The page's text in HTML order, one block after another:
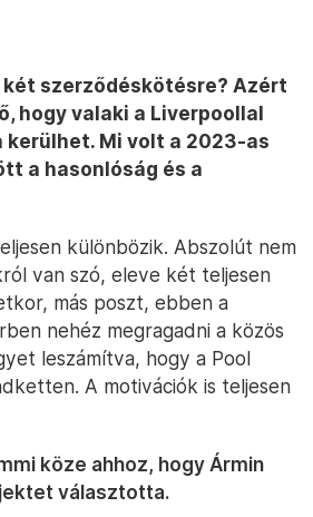
szerződéskötésre? Azért
hogy valaki a Liverpoollal
kerülhet. Mi volt a 2023-as
a hasonlóság és a
különbözik. Abszolút nem
van szó, eleve két teljesen
más poszt, ebben a
nehéz megragadni a közös
leszámítva, hogy a Pool
A motivációk is teljesen
köze ahhoz, hogy Ármin
választotta.